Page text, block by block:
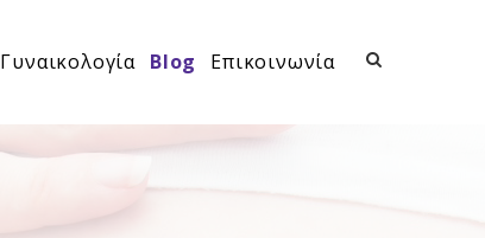
Γυναικολογία Blog Επικοινωνία